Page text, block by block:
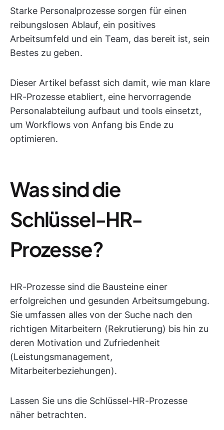
Starke Personalprozesse sorgen für einen
reibungslosen Ablauf, ein positives
Arbeitsumfeld und ein Team, das bereit ist, sein
Bestes zu geben.
Dieser Artikel befasst sich damit, wie man klare
HR-Prozesse etabliert, eine hervorragende
Personalabteilung aufbaut und tools einsetzt,
um Workflows von Anfang bis Ende zu
optimieren.
Was sind die
Schlüssel-HR-
Prozesse?
HR-Prozesse sind die Bausteine einer
erfolgreichen und gesunden Arbeitsumgebung.
Sie umfassen alles von der Suche nach den
richtigen Mitarbeitern (Rekrutierung) bis hin zu
deren Motivation und Zufriedenheit
(Leistungsmanagement,
Mitarbeiterbeziehungen).
Lassen Sie uns die Schlüssel-HR-Prozesse
näher betrachten.